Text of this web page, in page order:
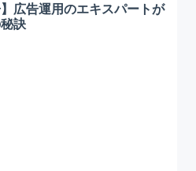
広告運用のエキスパートが
訣